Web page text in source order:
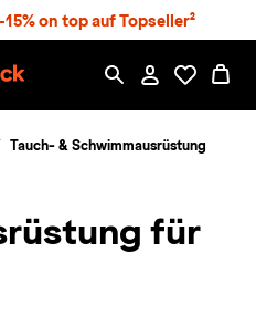
15% on top auf Topseller²
Tauch- & Schwimmausrüstung
für